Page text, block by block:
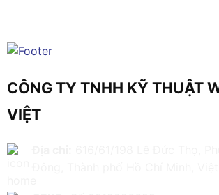
CÔNG TY TNHH KỸ THUẬT
VIỆT